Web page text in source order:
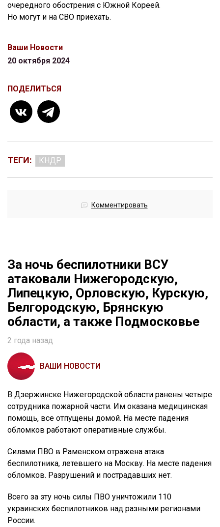
очередного обострения с Южной Кореей.
Но могут и на СВО приехать.
Ваши Новости
20 октября 2024
ПОДЕЛИТЬСЯ
ТЕГИ: КНДР
Комментировать
За ночь беспилотники ВСУ
атаковали Нижегородскую,
Липецкую, Орловскую, Курскую,
Белгородскую, Брянскую
области, а также Подмосковье
2 года назад
ВАШИ НОВОСТИ
В Дзержинске Нижегородской области ранены четыре
сотрудника пожарной части. Им оказана медицинская
помощь, все отпущены домой. На месте падения
обломков работают оперативные службы.
Силами ПВО в Раменском отражена атака
беспилотника, летевшего на Москву. На месте падения
обломков. Разрушений и пострадавших нет.
Всего за эту ночь силы ПВО уничтожили 110
украинских беспилотников над разными регионами
России.